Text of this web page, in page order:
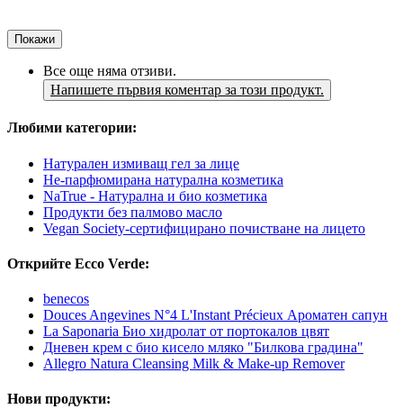
Покажи
Все още няма отзиви.
Напишете първия коментар за този продукт.
Любими категории:
Натурален измиващ гел за лице
Не-парфюмирана натурална козметика
NaTrue - Натурална и био козметика
Продукти без палмово масло
Vegan Society-сертифицирано почистване на лицето
Открийте Ecco Verde:
benecos
Douces Angevines N°4 L'Instant Précieux Ароматен сапун
La Saponaria Био хидролат от портокалов цвят
Дневен крем с био кисело мляко "Билкова градина"
Allegro Natura Cleansing Milk & Make-up Remover
Нови продукти: